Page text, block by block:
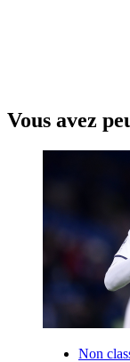
Vous avez
Non